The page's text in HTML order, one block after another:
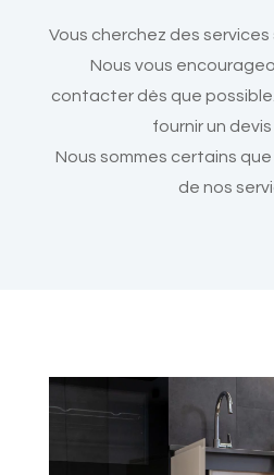
Vous cherchez des
Nous vous
contacter dès que
fournir un
Nous sommes certains
de nos